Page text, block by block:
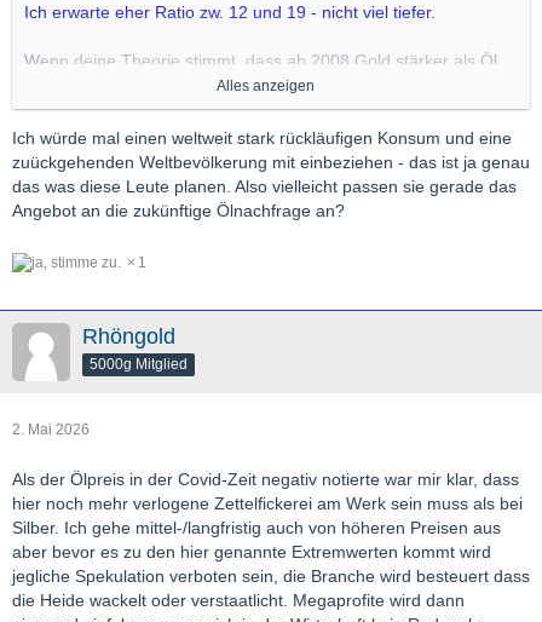
Ich erwarte eher Ratio zw. 12 und 19 - nicht viel tiefer.
Wenn deine Theorie stimmt, dass ab 2008 Gold stärker als Öl
steigt, dann würde es bedeuten, dass knapp werdendes Öl nicht
existieren wird.
Nüchtern betrachtet muß aber mit der Zeit immer weniger Öl da
sein - während Gold kaum verbraucht wird.
Alles anzeigen
Ich würde mal einen weltweit stark rückläufigen Konsum und eine
zuückgehenden Weltbevölkerung mit einbeziehen - das ist ja genau
das was diese Leute planen. Also vielleicht passen sie gerade das
Angebot an die zukünftige Ölnachfrage an?
1
Rhöngold
5000g Mitglied
2. Mai 2026
Als der Ölpreis in der Covid-Zeit negativ notierte war mir klar, dass
hier noch mehr verlogene Zettelfickerei am Werk sein muss als bei
Silber. Ich gehe mittel-/langfristig auch von höheren Preisen aus
aber bevor es zu den hier genannte Extremwerten kommt wird
jegliche Spekulation verboten sein, die Branche wird besteuert dass
die Heide wackelt oder verstaatlicht. Megaprofite wird dann